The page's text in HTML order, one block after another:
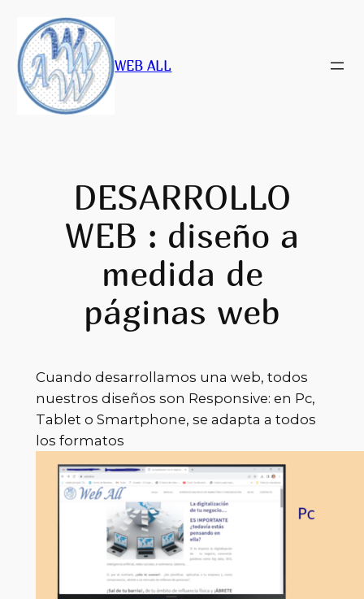
contenido
WEB ALL
DESARROLLO
WEB : diseño a
medida de
páginas web
Cuando desarrollamos una web, todos
nuestros diseños son Responsive: en Pc,
Tablet o Smartphone, se adapta a todos
los formatos